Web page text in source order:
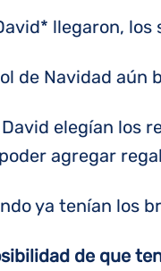
llegaron,
de Navidad
elegían los
agregar
ya tenían los
de que